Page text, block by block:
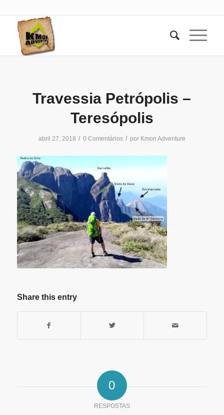
Travessia Petrópolis –
Teresópolis
abril 27, 2018 / 0 Comentários / por Kmon Adventure
Share this entry
0
RESPOSTAS